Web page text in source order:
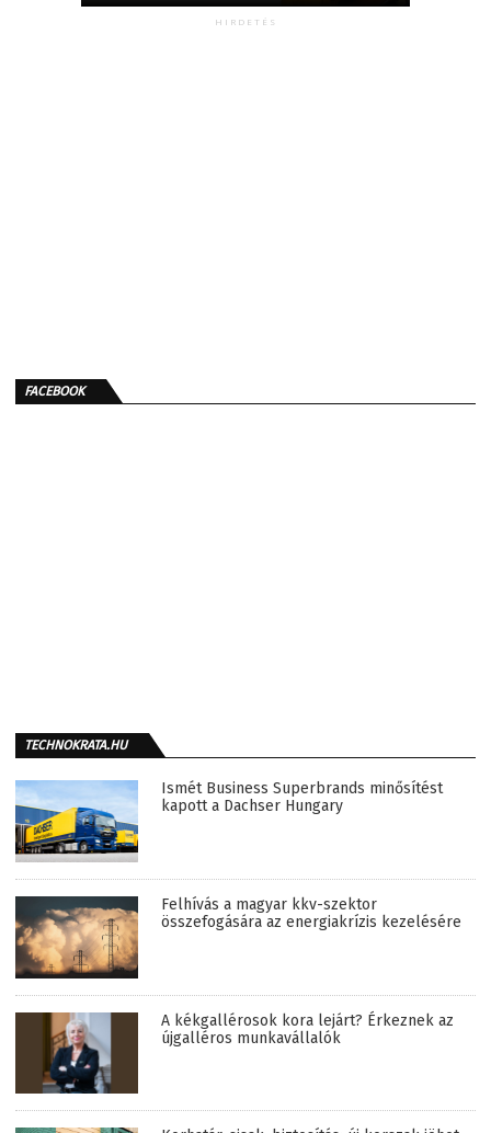
HIRDETÉS
FACEBOOK
TECHNOKRATA.HU
Ismét Business Superbrands minősítést
kapott a Dachser Hungary
Felhívás a magyar kkv-szektor
összefogására az energiakrízis kezelésére
A kékgallérosok kora lejárt? Érkeznek az
újgalléros munkavállalók